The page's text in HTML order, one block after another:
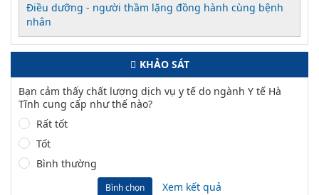
Điều dưỡng - người thầm lặng đồng hành cùng bệnh
nhân
KHẢO SÁT
Bạn cảm thấy chất lượng dịch vụ y tế do ngành Y tế Hà
Tĩnh cung cấp như thế nào?
Rất tốt
Tốt
Bình thường
Bình chọn Xem kết quả